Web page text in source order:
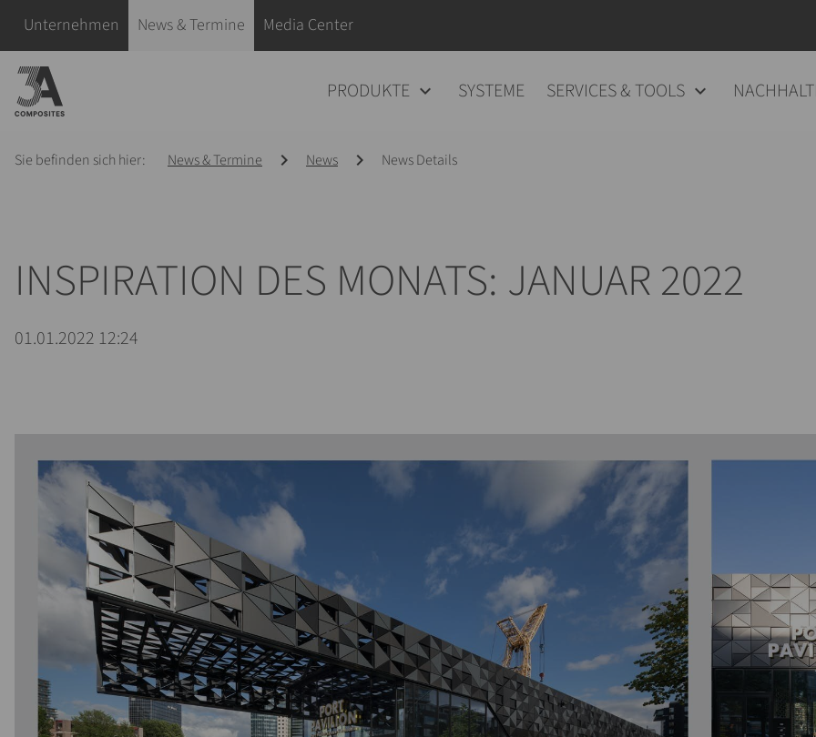
Navigation überspringen
Unternehmen News & Termine Media Center
PRODUKTE SYSTEME SERVICES & TOOLS
eingeben
Sie befinden sich hier: News & Termine News News Details
INSPIRATION DES MONATS: JANUAR 2022
01.01.2022 12:24